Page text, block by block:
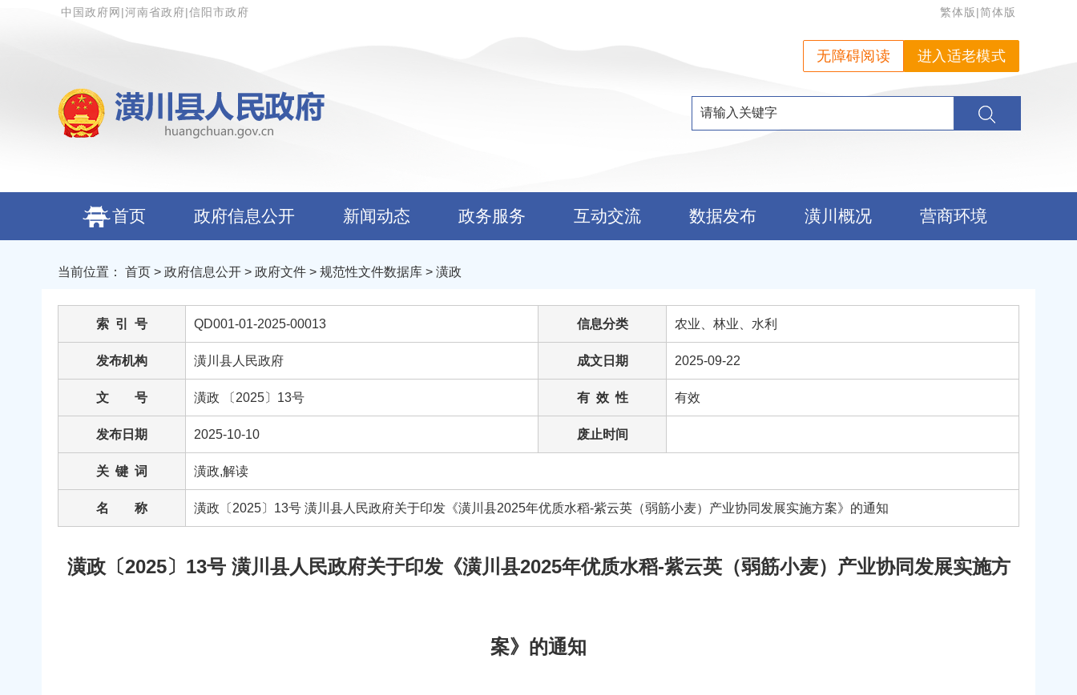
中国政府网 |河南省政府|信阳市政府 繁体版|简体版
进入适老模式
无障碍阅读
首页 政府信息公开 新闻动态 政务服务 互动交流 数据发布 潢川概况 营商环境
当前位置： 首页 > 政府信息公开 > 政府文件 > 规范性文件数据库 > 潢政
索 引 号 QD001-01-2025-00013 信息分类 农业、林业、水利
发布机构 潢川县人民政府 成文日期 2025-09-22
文 号 潢政 〔2025〕13号 有 效 性 有效
发布日期 2025-10-10 废止时间
关 键 词 潢政,解读
名 称 潢政〔2025〕13号 潢川县人民政府关于印发《潢川县2025年优质水稻-紫云英（弱筋小麦）产业协同发展实施方案》的通知
潢政〔2025〕13号 潢川县人民政府关于印发《潢川县2025年优质水稻-紫云英（弱筋小麦）产业协同发展实施方
案》的通知